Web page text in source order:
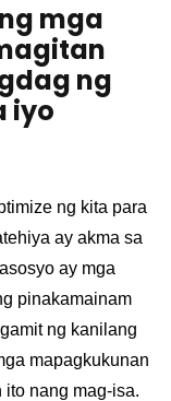
mga
ng
iyo
ng kita para
ay akma sa
ay mga
pinakamainam
ng kanilang
mapagkukunan
nang mag-isa.